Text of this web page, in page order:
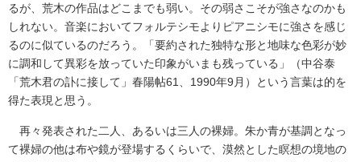
るが、荒木の作品はどこまでも弱い。その弱さこそが強さなのかも
しれない。音楽においてフォルテシモよりピアニシモに強さを感じ
るのに似ているのだろう。「要約された独特な形と地味な色彩が妙
に調和して異彩を放っていた印象がいまも残っている」（中谷泰
「荒木君の訃に接して」春陽帖61、1990年9月）という言葉は的を
得た表現と思う。
再々発表された二人、あるいは三人の裸婦。朱か青が基調となっ
て裸婦の他は布や鏡が登場するくらいで、漠然とした瞑想の境地の